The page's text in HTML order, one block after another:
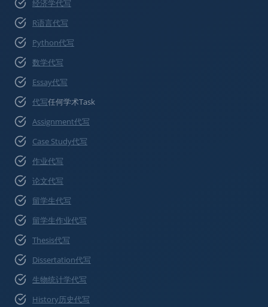
经济学代写
R语言代写
Python代写
数学代写
Essay代写
代写任何学术Task
Assignment代写
Case Study代写
作业代写
论文代写
留学生代写
留学生作业代写
Thesis代写
Dissertation代写
生物统计学代写
History历史代写